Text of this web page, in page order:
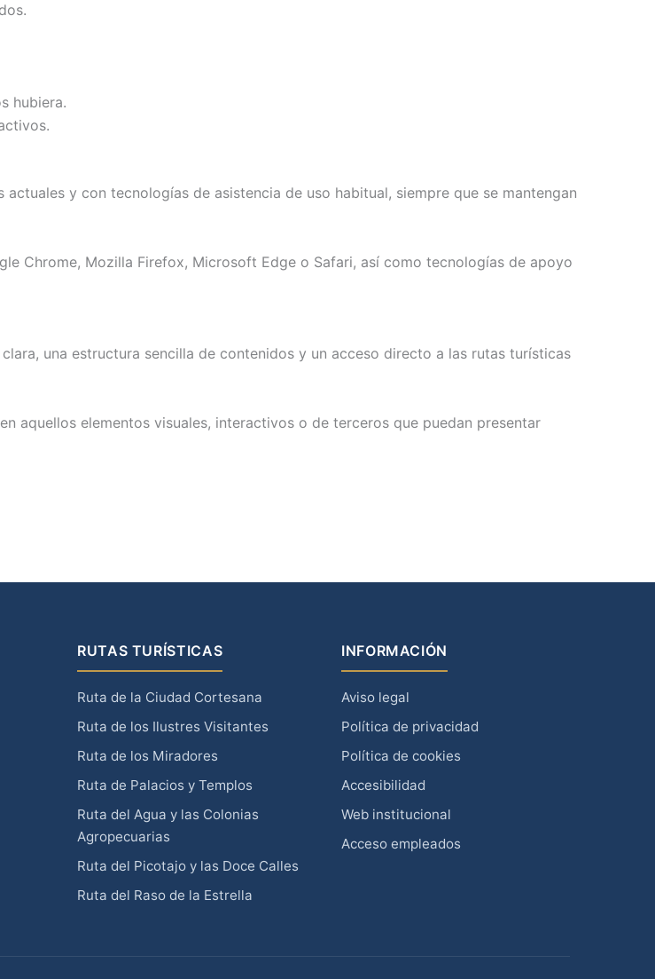
hubiera.
y con tecnologías de asistencia de uso habitual, siempre que se mantengan
Chrome, Mozilla Firefox, Microsoft Edge o Safari, así como tecnologías de apoyo
una estructura sencilla de contenidos y un acceso directo a las rutas turísticas
aquellos elementos visuales, interactivos o de terceros que puedan presentar
RUTAS TURÍSTICAS
Ruta de la Ciudad Cortesana
Ruta de los Ilustres Visitantes
Ruta de los Miradores
Ruta de Palacios y Templos
Ruta del Agua y las Colonias
Agropecuarias
Ruta del Picotajo y las Doce Calles
Ruta del Raso de la Estrella
INFORMACIÓN
Aviso legal
Política de privacidad
Política de cookies
Accesibilidad
Web institucional
Acceso empleados